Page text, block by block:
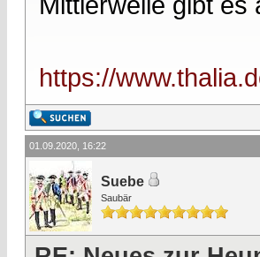
https://
01.09.2020, 16:22
Suebe
Saubär